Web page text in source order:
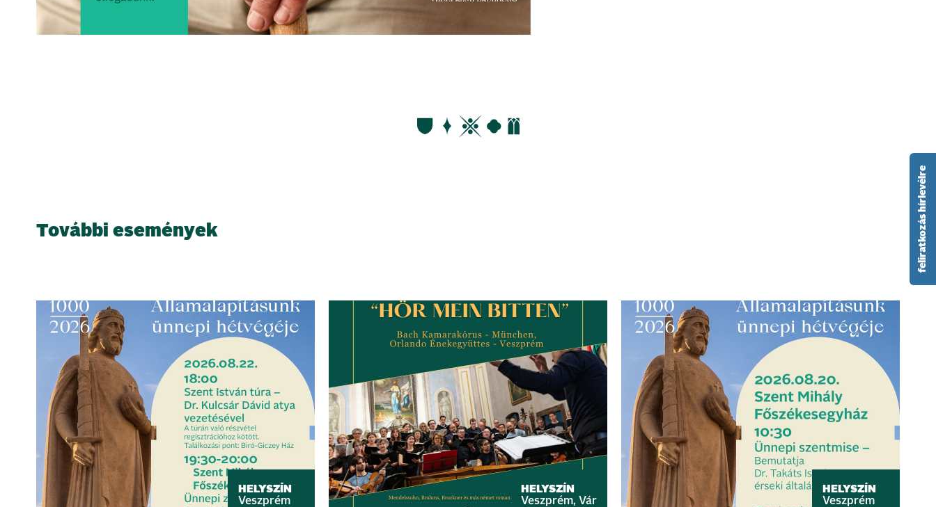
További események
HELYSZÍN
Veszprém
HELYSZÍN
Veszprém, Vár
HELYSZÍN
Veszprém
feliratkozás hírlevélre